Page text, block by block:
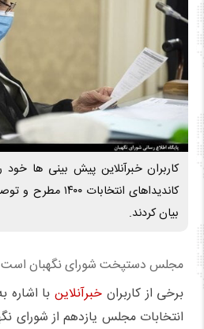
کاربران خبرآنلاین پیش بینی ها خود
کاندیداهای
بیان کردند.
مجلس دستپخت شورای نگهبان است
برخی از کاربران خبرآنلاینبا اشاره
انتخابات مجلس یازدهم از شورای